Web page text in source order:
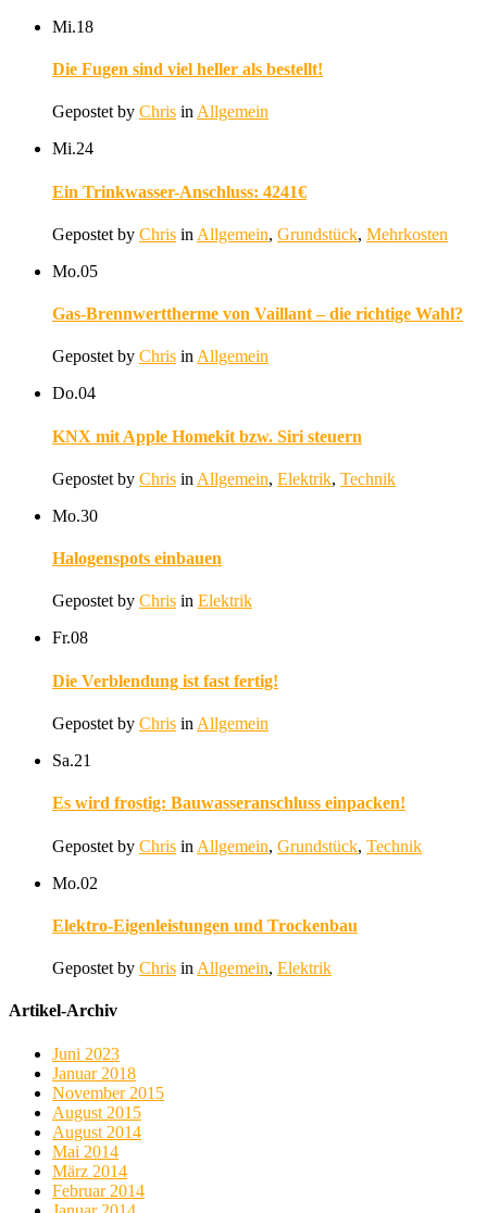
Mi.18
Die Fugen sind viel heller als bestellt!
Gepostet by Chris in Allgemein
Mi.24
Ein Trinkwasser-Anschluss: 4241€
Gepostet by Chris in Allgemein, Grundstück, Mehrkosten
Mo.05
Gas-Brennwerttherme von Vaillant – die richtige Wahl?
Gepostet by Chris in Allgemein
Do.04
KNX mit Apple Homekit bzw. Siri steuern
Gepostet by Chris in Allgemein, Elektrik, Technik
Mo.30
Halogenspots einbauen
Gepostet by Chris in Elektrik
Fr.08
Die Verblendung ist fast fertig!
Gepostet by Chris in Allgemein
Sa.21
Es wird frostig: Bauwasseranschluss einpacken!
Gepostet by Chris in Allgemein, Grundstück, Technik
Mo.02
Elektro-Eigenleistungen und Trockenbau
Gepostet by Chris in Allgemein, Elektrik
Artikel-Archiv
Juni 2023
Januar 2018
November 2015
August 2015
August 2014
Mai 2014
März 2014
Februar 2014